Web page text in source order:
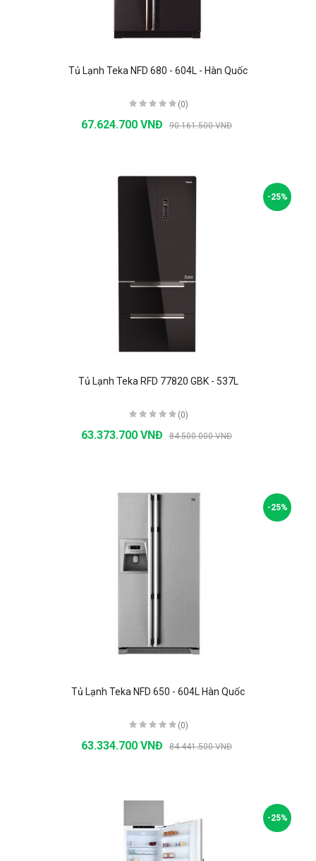
Tủ Lạnh Teka NFD 680 - 604L - Hàn Quốc
(0)
67.624.700 VNĐ 90.161.500 VNĐ
-25%
Tủ Lạnh Teka RFD 77820 GBK - 537L
(0)
63.373.700 VNĐ 84.500.000 VNĐ
-25%
Tủ Lạnh Teka NFD 650 - 604L Hàn Quốc
(0)
63.334.700 VNĐ 84.441.500 VNĐ
-25%